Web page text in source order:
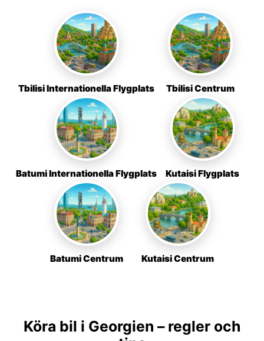
Tbilisi Internationella Flygplats Tbilisi Centrum
Batumi Internationella Flygplats Kutaisi Flygplats
Batumi Centrum Kutaisi Centrum
Köra bil i Georgien – regler och